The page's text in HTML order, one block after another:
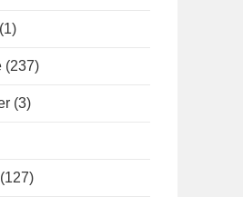
(1)
(237)
(3)
(127)